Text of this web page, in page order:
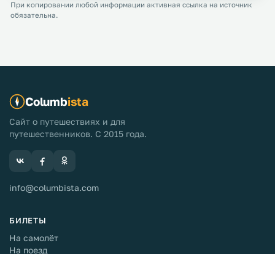
При копировании любой информации активная ссылка на источник
обязательна.
Columbista
Сайт о путешествиях и для
путешественников. С 2015 года.
info@columbista.com
БИЛЕТЫ
На самолёт
На поезд